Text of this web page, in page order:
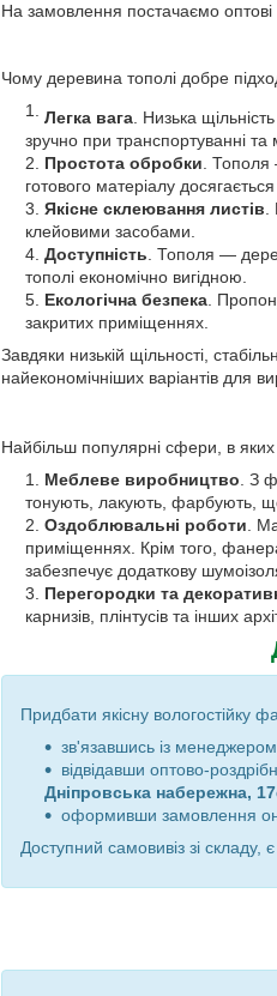
На замовлення постачаємо оптові
Чому деревина тополі добре
Легка вага . Низька
зручно при транспортуванні та
Простота обробки .
готового матеріалу
Якісне склеювання листів
клейовими засобами.
Доступність . Тополя —
тополі економічно вигідною.
Екологічна безпека .
закритих приміщеннях.
Завдяки низькій щільності,
найекономічніших варіантів для
Найбільш популярні сфери, в
Меблеве виробництво . З
тонують, лакують, фарбують,
Оздоблювальні роботи .
приміщеннях. Крім того,
забезпечує додаткову
Перегородки та
карнизів, плінтусів та інших
Придбати якісну вологостійку
зв'язавшись із
відвідавши оптово-
Дніпровська набережна,
оформивши замовлення
Доступний самовивіз зі складу,